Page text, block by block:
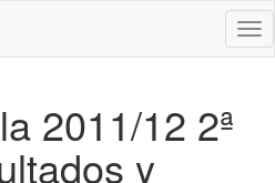
2011/12 2ª
y